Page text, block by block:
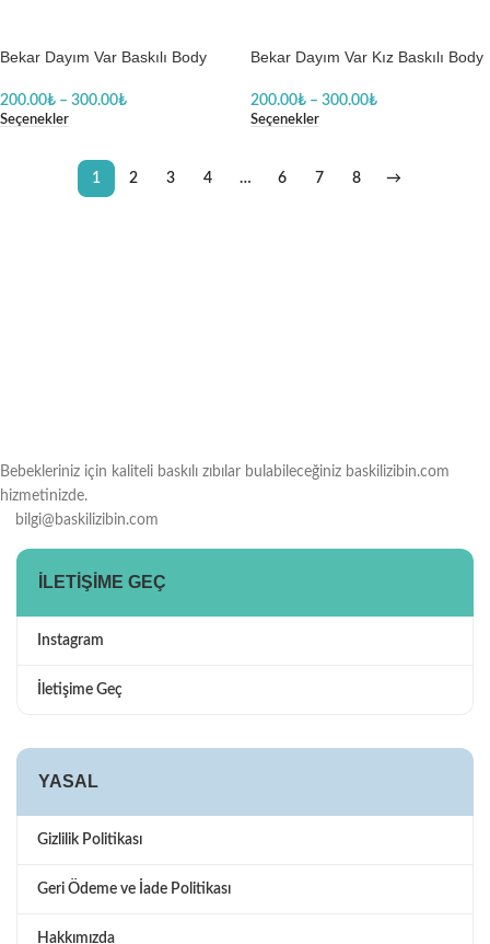
Bekar Dayım Var Baskılı Body
200.00₺ – 300.00₺
Seçenekler
Bekar Dayım Var Kız Baskılı Body
200.00₺ – 300.00₺
Seçenekler
1 2 3 4 … 6 7 8 →
Bebekleriniz için kaliteli baskılı zıbılar bulabileceğiniz baskilizibin.com
hizmetinizde.
bilgi@baskilizibin.com
İLETIŞIME GEÇ
Instagram
İletişime Geç
YASAL
Gizlilik Politikası
Geri Ödeme ve İade Politikası
Hakkımızda